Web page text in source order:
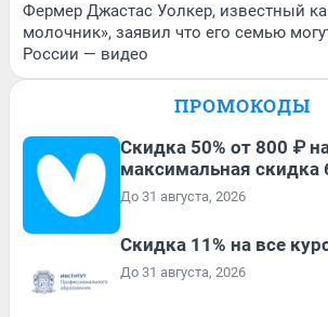
Фермер Джастас Уолкер, известный
молочник», заявил что его семью
России — видео
ПРОМОКОДЫ
Скидка 50% от 800 ₽
максимальная скидка
До 31 августа, 2026
Скидка 11% на все
До 31 августа, 2026